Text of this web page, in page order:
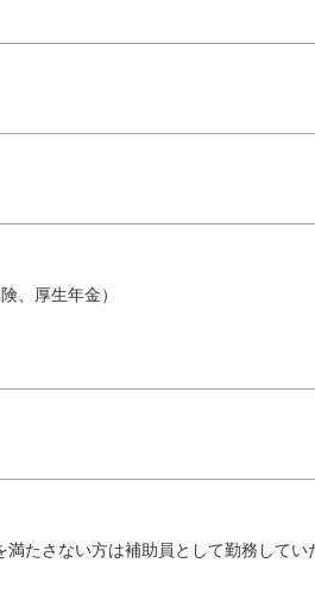
、厚生年金）
さない方は補助員として勤務してい